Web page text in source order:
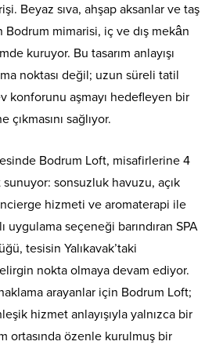
Beyaz sıva, ahşap aksanlar ve taş
mimarisi, iç ve dış mekân
kuruyor. Bu tasarım anlayışı
noktası değil; uzun süreli tatil
konforunu aşmayı hedefleyen bir
sağlıyor.
Bodrum Loft, misafirlerine 4
sonsuzluk havuzu, açık
hizmeti ve aromaterapi ile
seçeneği barındıran SPA
tesisin Yalıkavak’taki
nokta olmaya devam ediyor.
arayanlar için Bodrum Loft;
hizmet anlayışıyla yalnızca bir
ortasında özenle kurulmuş bir